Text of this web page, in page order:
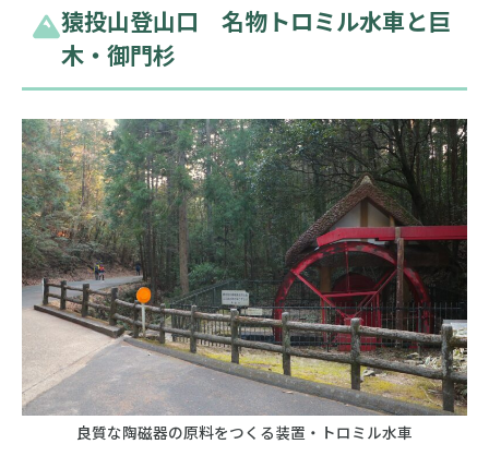
猿投山登山口 名物トロミル水車と巨
木・御門杉
良質な陶磁器の原料をつくる装置・トロミル水車